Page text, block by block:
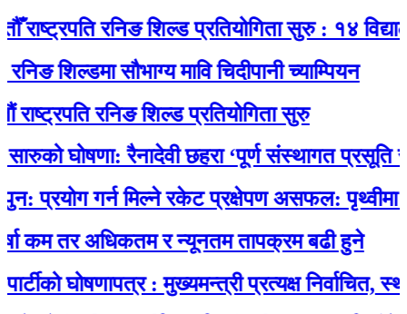
रनिङ शिल्ड प्रतियोगिता सुरु : १४ विद्यालयकाे
सौभाग्य मावि चिदीपानी च्याम्पियन
रनिङ शिल्ड प्रतियोगिता सुरु
घोषणा: रैनादेवी छहरा ‘पूर्ण संस्थागत प्रसूति
गर्न मिल्ने रकेट प्रक्षेपण असफल: पृथ्वीमा फर्कने
तर अधिकतम र न्यूनतम तापक्रम बढी हुने
घोषणापत्र : मुख्यमन्त्री प्रत्यक्ष निर्वाचित, स्थानीय